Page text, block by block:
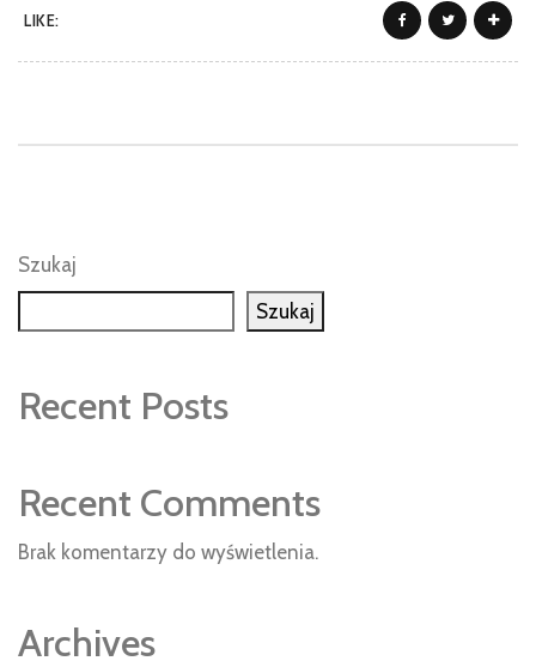
LIKE:
Szukaj
Szukaj
Recent Posts
Recent Comments
Brak komentarzy do wyświetlenia.
Archives